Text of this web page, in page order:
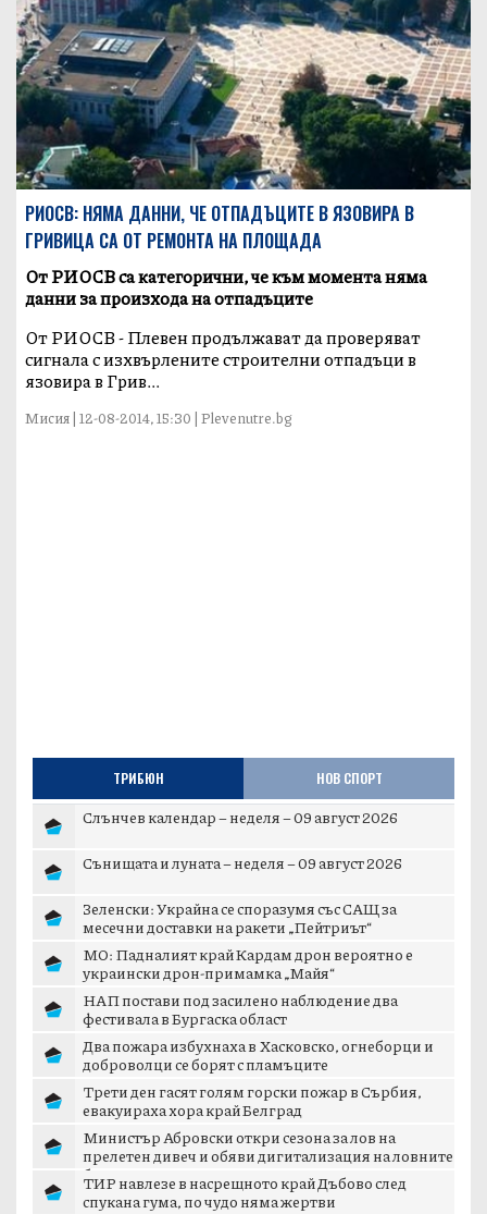
РИОСВ: НЯМА ДАННИ, ЧЕ ОТПАДЪЦИТЕ В ЯЗОВИРА В
ГРИВИЦА СА ОТ РЕМОНТА НА ПЛОЩАДА
От РИОСВ са категорични, че към момента няма
данни за произхода на отпадъците
От РИОСВ - Плевен продължават да проверяват
сигнала с изхвърлените строителни отпадъци в
язовира в Грив...
Мисия | 12-08-2014, 15:30 | Plevenutre.bg
ТРИБЮН НОВ СПОРТ
Слънчев календар – неделя – 09 август 2026
Сънищата и луната – неделя – 09 август 2026
Зеленски: Украйна се споразумя със САЩ за
месечни доставки на ракети „Пейтриът“
МО: Падналият край Кардам дрон вероятно е
украински дрон-примамка „Майя“
НАП постави под засилено наблюдение два
фестивала в Бургаска област
Два пожара избухнаха в Хасковско, огнеборци и
доброволци се борят с пламъците
Трети ден гасят голям горски пожар в Сърбия,
евакуираха хора край Белград
Министър Абровски откри сезона за лов на
прелетен дивеч и обяви дигитализация на ловните
б...
ТИР навлезе в насрещното край Дъбово след
спукана гума, по чудо няма жертви